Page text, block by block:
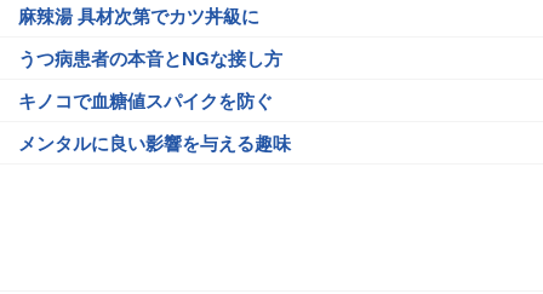
麻辣湯 具材次第でカツ丼級に
うつ病患者の本音とNGな接し方
キノコで血糖値スパイクを防ぐ
メンタルに良い影響を与える趣味